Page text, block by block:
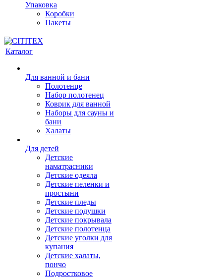
Упаковка
Коробки
Пакеты
Каталог
Для ванной и бани
Полотенце
Набор полотенец
Коврик для ванной
Наборы для сауны и
бани
Халаты
Для детей
Детские
наматрасники
Детские одеяла
Детские пеленки и
простыни
Детские пледы
Детские подушки
Детские покрывала
Детские полотенца
Детские уголки для
купания
Детские халаты,
пончо
Подростковое